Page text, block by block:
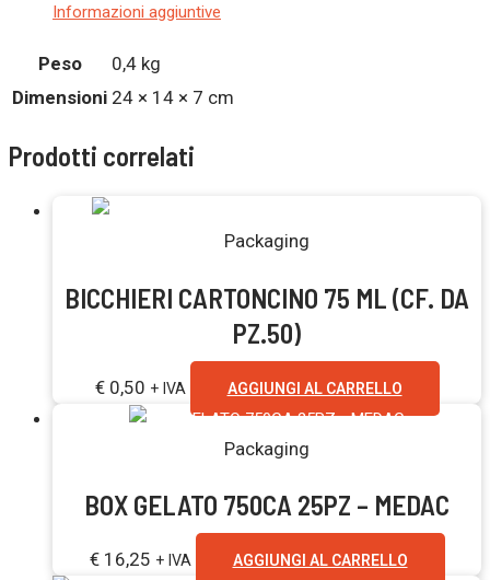
Informazioni aggiuntive
Peso
0,4 kg
Dimensioni 24 × 14 × 7 cm
Prodotti correlati
Packaging
BICCHIERI CARTONCINO 75 ML (CF. DA
PZ.50)
€0,50 + IVA AGGIUNGI AL CARRELLO
Packaging
BOX GELATO 750CA 25PZ – MEDAC
€16,25 + IVA AGGIUNGI AL CARRELLO